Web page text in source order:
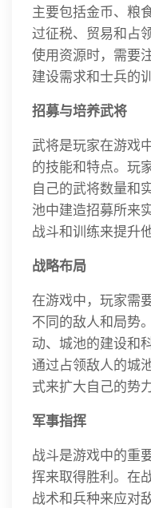
主要包括金币、粮
过征税、贸易和占
使用资源时，需要
建设需求和士兵的
招募与培养武将
武将是玩家在游戏
的技能和特点。玩
自己的武将数量和
池中建造招募所来
战斗和训练来提升
战略布局
在游戏中，玩家需
不同的敌人和局势
动、城池的建设和
通过占领敌人的城
式来扩大自己的势
军事指挥
战斗是游戏中的重
挥来取得胜利。在
战术和兵种来应对